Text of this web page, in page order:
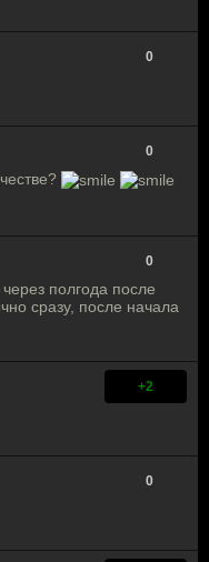
0
0
0
полгода после
сразу, после начала
+2
0